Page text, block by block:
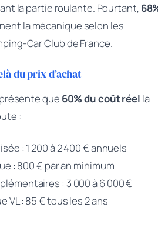
la partie roulante. Pourtant,
la mécanique selon les
Car Club de France.
du prix d’achat
que 60% du coût réel la
:
: 1 200 à 2 400 € annuels
: 800 € par an minimum
: 3 000 à 6 000 €
VL : 85 € tous les 2 ans